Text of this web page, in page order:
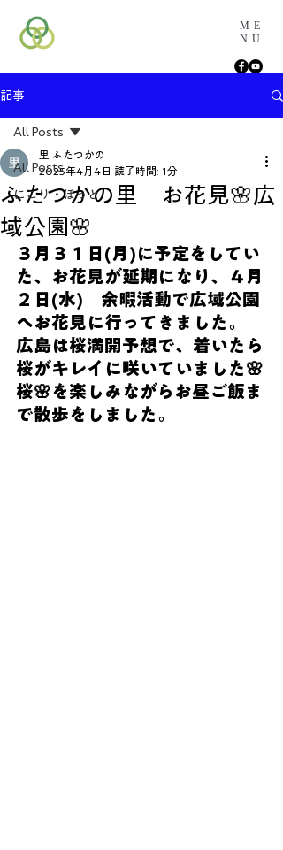
ME
NU
記事
All Posts
にこり・ほっと
All Posts
ふたつかの里 お花見🌸広
域公園🌸
里 ふたつかの
2025年4月4日 読了時間: 1分
３月３１日(月)に予定をしてい
た、お花見が延期になり、４月
２日(水)　余暇活動で広域公園
へお花見に行ってきました。
広島は桜満開予想で、着いたら
桜がキレイに咲いていました🌸
桜🌸を楽しみながらお昼ご飯ま
で散歩をしました。